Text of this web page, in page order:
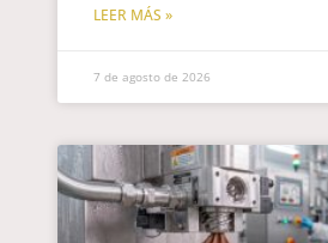
LEER MÁS »
7 de agosto de 2026